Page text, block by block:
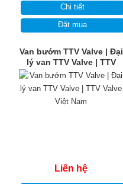
Chi tiết
Đặt mua
Van bướm TTV Valve | Đại
lý van TTV Valve | TTV
Valve Việt Nam
Liên hệ